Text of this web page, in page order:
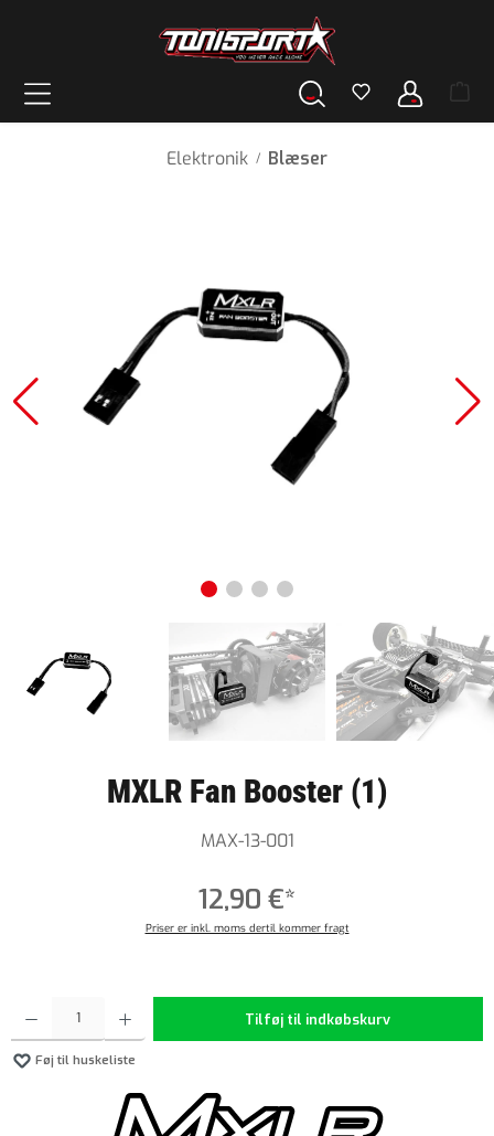
Elektronik / Blæser
MXLR Fan Booster (1)
MAX-13-001
12,90 €*
Priser er inkl. moms dertil kommer fragt
Tilføj til indkøbskurv
Føj til huskeliste